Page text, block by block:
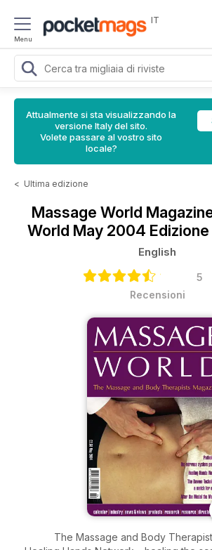
Menu
IT
Attualmente si sta visualizzando la
versione Italy del sito.
Volete passare al vostro sito
locale?
< Ultima edizione
Massage World
World May 2004
English
5
Recensioni
The Massage and Body